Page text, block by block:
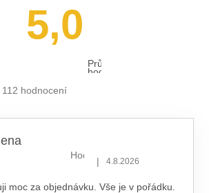
5,0
Průměrné
hodnocení
112 hodnocení
Hodnocení obchodu je 5 z 5
| 4.8.2026
moc za objednávku. Vše je v pořádku.